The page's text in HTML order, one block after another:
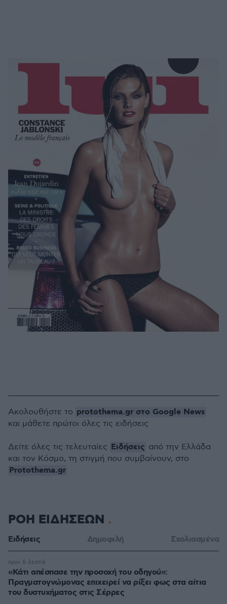
Ακολουθήστε το protothema.gr στο Google News
και μάθετε πρώτοι όλες τις ειδήσεις
Δείτε όλες τις τελευταίες Ειδήσεις από την Ελλάδα
και τον Κόσμο, τη στιγμή που συμβαίνουν, στο
Protothema.gr
ΡΟΗ ΕΙΔΗΣΕΩΝ
Ειδήσεις Δημοφιλή Σχολιασμένα
«Κάτι απέσπασε την προσοχή του οδηγού»:
Πραγματογνώμονας επιχειρεί να ρίξει φως στα αίτια
του δυστυχήματος στις Σέρρες
πριν 6 λεπτά